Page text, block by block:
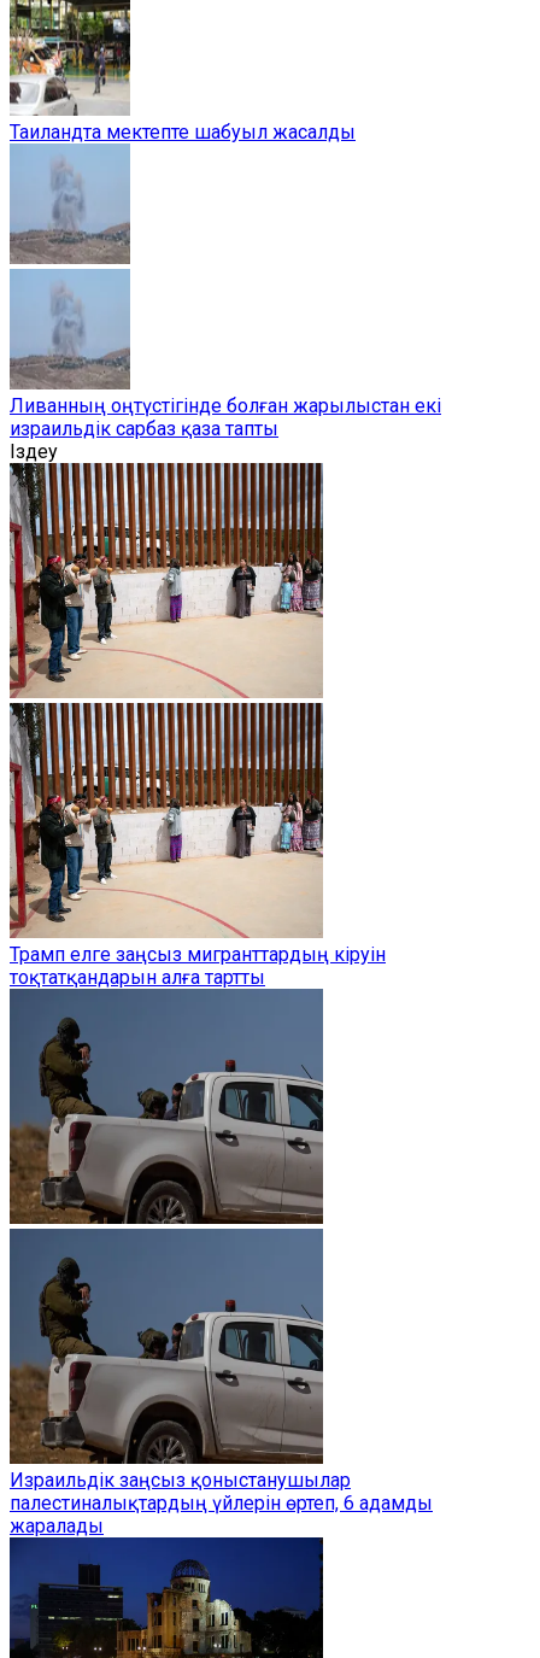
Таиландта мектепте шабуыл жасалды
Ливанның оңтүстігінде болған жарылыстан екі
израильдік сарбаз қаза тапты
Іздеу
Трамп елге заңсыз мигранттардың кіруін
тоқтатқандарын алға тартты
Израильдік заңсыз қоныстанушылар
палестиналықтардың үйлерін өртеп, 6 адамды
жаралады